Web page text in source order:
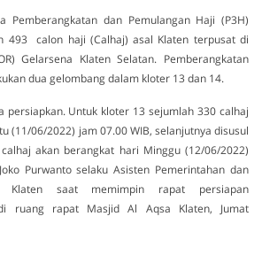
Pemberangkatan dan Pemulangan Haji (P3H)
493 calon haji (Calhaj) asal Klaten terpusat di
Gelarsena Klaten Selatan. Pemberangkatan
dua gelombang dalam kloter 13 dan 14.
persiapkan. Untuk kloter 13 sejumlah 330 calhaj
(11/06/2022) jam 07.00 WIB, selanjutnya disusul
akan berangkat hari Minggu (12/06/2022)
Purwanto selaku Asisten Pemerintahan dan
Klaten saat memimpin rapat persiapan
ruang rapat Masjid Al Aqsa Klaten, Jumat